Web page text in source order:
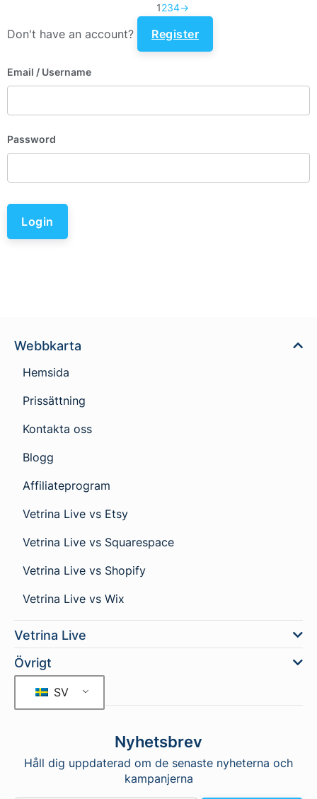
1234→
Don't have an account? Register
Email / Username
Password
Login
Webbkarta
Hemsida
Prissättning
Kontakta oss
Blogg
Affiliateprogram
Vetrina Live vs Etsy
Vetrina Live vs Squarespace
Vetrina Live vs Shopify
Vetrina Live vs Wix
Vetrina Live
Övrigt
SV
Nyhetsbrev
Håll dig uppdaterad om de senaste nyheterna och
kampanjerna